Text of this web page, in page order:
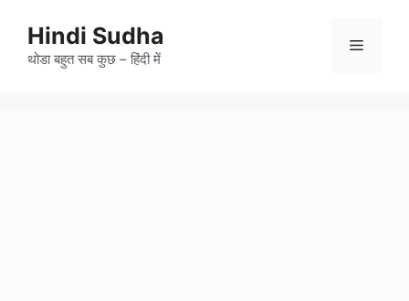
contentHindi Sudha
थोडा बहुत सब कुछ – हिंदी में
Menu